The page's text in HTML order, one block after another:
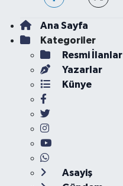
Ana Sayfa
Kategoriler
Resmi İlanlar
Yazarlar
Künye
Asayiş